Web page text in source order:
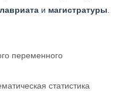
и магистратуры
переменного
статистика